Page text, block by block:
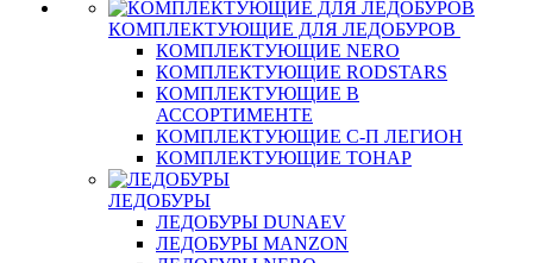
КОМПЛЕКТУЮЩИЕ ДЛЯ ЛЕДОБУРОВ
КОМПЛЕКТУЮЩИЕ NERO
КОМПЛЕКТУЮЩИЕ RODSTARS
КОМПЛЕКТУЮЩИЕ В
АССОРТИМЕНТЕ
КОМПЛЕКТУЮЩИЕ С-П ЛЕГИОН
КОМПЛЕКТУЮЩИЕ ТОНАР
ЛЕДОБУРЫ
ЛЕДОБУРЫ DUNAEV
ЛЕДОБУРЫ MANZON